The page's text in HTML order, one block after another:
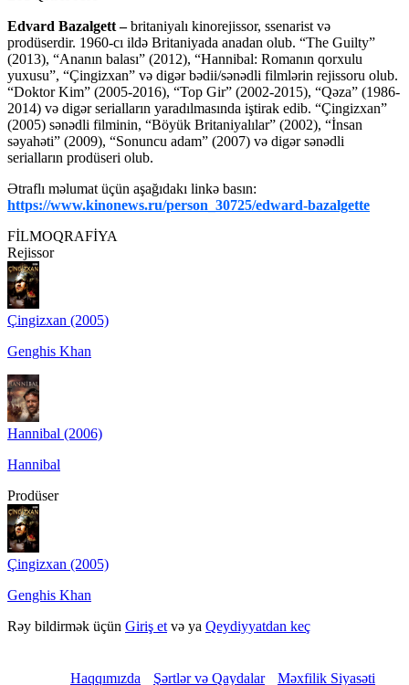
Edvard Bazalgett –britaniyalı kinorejissor, ssenarist və
prodüserdir. 1960-cı ildə Britaniyada anadan olub. “The Guilty”
(2013), “Ananın balası” (2012), “Hannibal: Romanın qorxulu
yuxusu”, “Çingizxan” və digər bədii/sənədli filmlərin rejissoru olub.
“Doktor Kim” (2005-2016), “Top Gir” (2002-2015), “Qəza” (1986-
2014) və digər serialların yaradılmasında iştirak edib. “Çingizxan”
(2005) sənədli filminin, “Böyük Britaniyalılar” (2002), “İnsan
səyahəti” (2009), “Sonuncu adam” (2007) və digər sənədli
serialların prodüseri olub.
Ətraflı məlumat üçün aşağıdakı linkə basın:
https://www.kinonews.ru/person_30725/edward-bazalgette
FİLMOQRAFİYA
Rejissor
Çingizxan (2005)
Genghis Khan
Hannibal (2006)
Hannibal
Prodüser
Çingizxan (2005)
Genghis Khan
Rəy bildirmək üçün Giriş et və ya Qeydiyyatdan keç
Haqqımızda Şərtlər və Qaydalar Məxfilik Siyasəti